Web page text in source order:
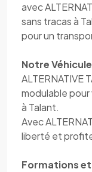
avec
sans tracas à
pour un
Notre Véhicule
ALTERNATIVE
modulable
à Talant.
Avec
liberté et
Formations